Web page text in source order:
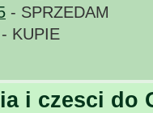
- SPRZEDAM
- KUPIE
i czesci do